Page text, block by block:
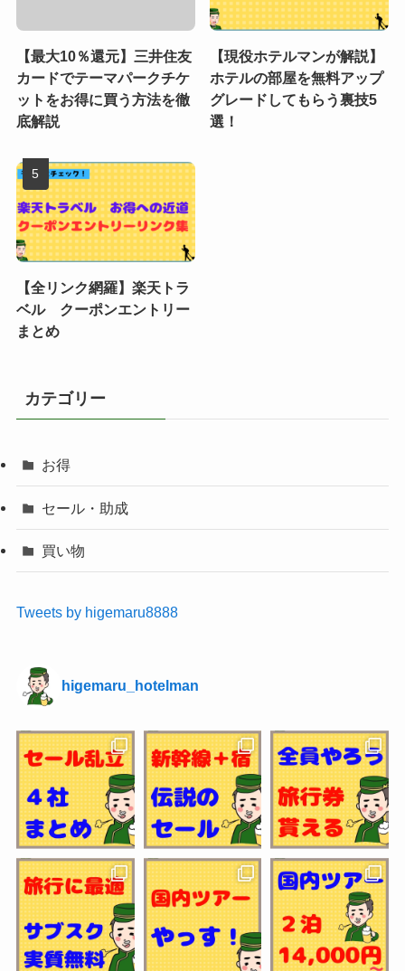
【最大10％還元】三井住友
カードでテーマパークチケ
ットをお得に買う方法を徹
底解説
【現役ホテルマンが解説】
ホテルの部屋を無料アップ
グレードしてもらう裏技5
選！
【全リンク網羅】楽天トラ
ベル クーポンエントリー
まとめ
カテゴリー
お得
セール・助成
買い物
Tweets by higemaru8888
higemaru_hotelman